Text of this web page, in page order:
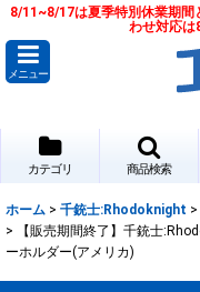
8/11~8/17は夏季特別休業期間
わせ対応は
メニュー
カテゴリ 商品検索
ホーム > 千銃士:Rhodoknight >
>
【販売期間終了】千銃士
ーホルダー(アメリカ)